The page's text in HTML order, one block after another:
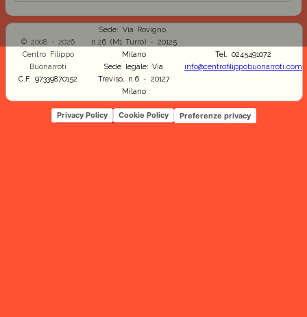
© 2008 - 2026
Centro Filippo
Buonarroti
C.F. 97339870152
Sede: Via Rovigno,
n.26 (M1 Turro) - 20125
Milano
Sede legale: Via
Treviso, n.6 - 20127
Milano
Tel. 0245491072
info@centrofilippobuonarroti.com
Privacy Policy Cookie Policy Preferenze privacy